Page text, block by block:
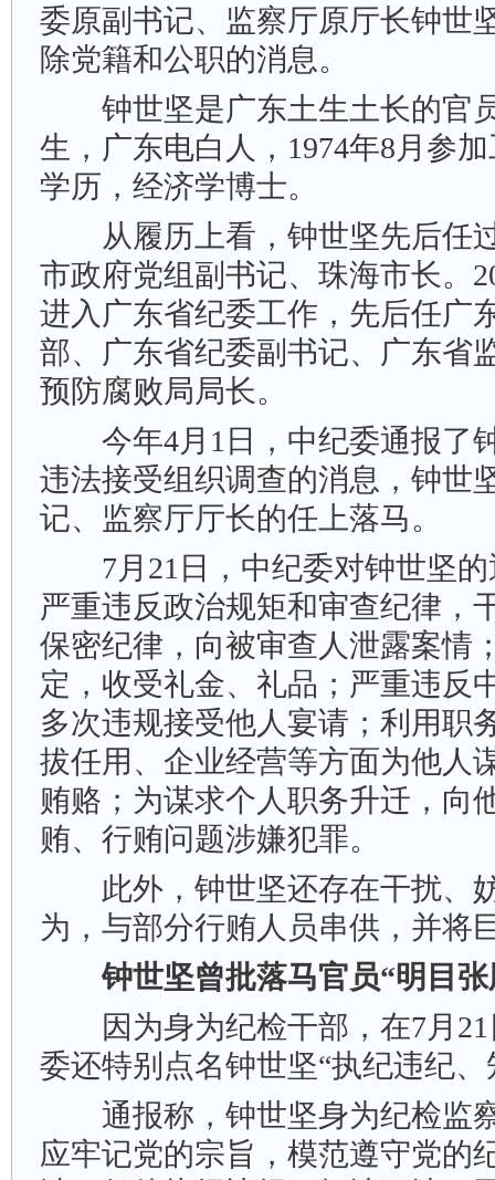
委原副书记、监察厅原厅长钟世
除党籍和公职的消息。
钟世坚是广东土生土长的官员
生，广东电白人，1974年8月参
学历，经济学博士。
从履历上看，钟世坚先后任
市政府党组副书记、珠海市长。
进入广东省纪委工作，先后任广
部、广东省纪委副书记、广东省
预防腐败局局长。
今年4月1日，中纪委通报了
违法接受组织调查的消息，钟世
记、监察厅厅长的任上落马。
7月21日，中纪委对钟世坚的
严重违反政治规矩和审查纪律，
保密纪律，向被审查人泄露案情
定，收受礼金、礼品；严重违反
多次违规接受他人宴请；利用职
拔任用、企业经营等方面为他人
贿赂；为谋求个人职务升迁，向
贿、行贿问题涉嫌犯罪。
此外，钟世坚还存在干扰、
为，与部分行贿人员串供，并将
钟世坚曾批落马官员“明目张
因为身为纪检干部，在7月21
委还特别点名钟世坚“执纪违纪、
通报称，钟世坚身为纪检监
应牢记党的宗旨，模范遵守党的